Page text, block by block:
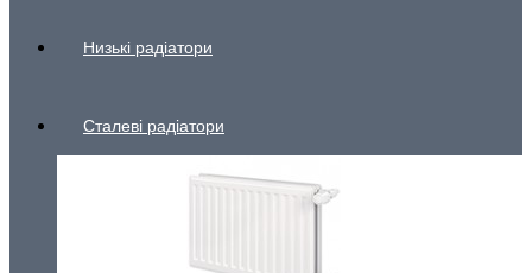
Низькі радіатори
Сталеві радіатори